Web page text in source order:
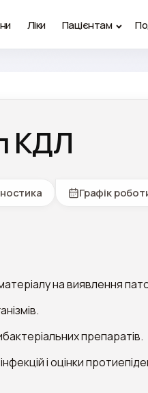
Ліки Пацієнтам
КДЛ
Графік
на виявлення
препаратів.
і оцінки